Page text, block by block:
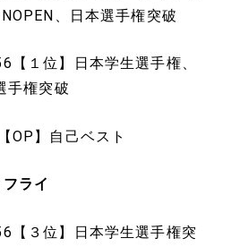
、日本選手権突破
１位】日本学生選手権、
手権突破
】自己ベスト
フライ
３位】日本学生選手権突